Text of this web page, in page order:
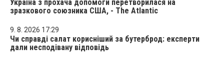
Україна з прохача допомоги перетворилася на
зразкового союзника США, - The Atlantic
9. 8. 2026 17:29
Чи справді салат корисніший за бутерброд: експерти
дали несподівану відповідь